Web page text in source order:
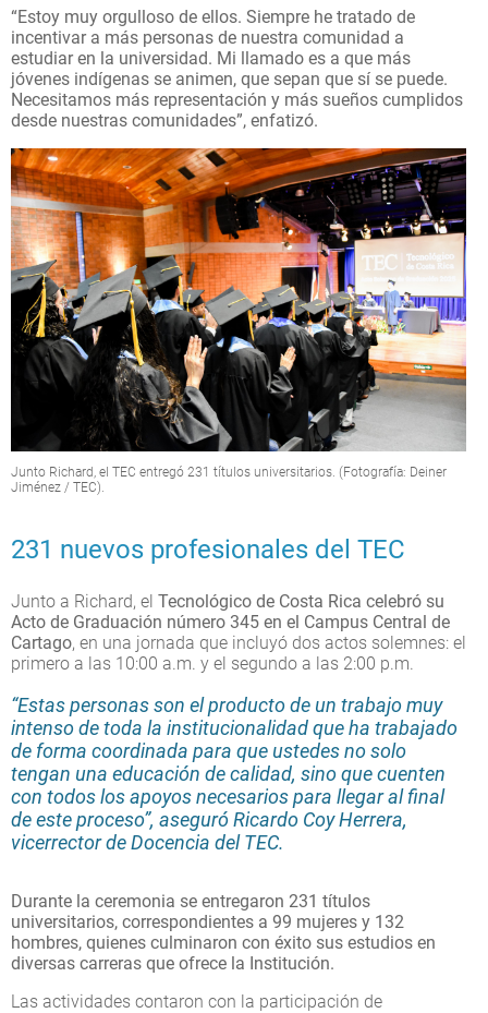
“Estoy muy orgulloso de ellos. Siempre he tratado de
incentivar a más personas de nuestra comunidad a
estudiar en la universidad. Mi llamado es a que más
jóvenes indígenas se animen, que sepan que sí se puede.
Necesitamos más representación y más sueños cumplidos
desde nuestras comunidades”, enfatizó.
Junto Richard, el TEC entregó 231 títulos universitarios. (Fotografía: Deiner
Jiménez / TEC).
231 nuevos profesionales del TEC
Junto a Richard, el Tecnológico de Costa Rica celebró su
Acto de Graduación número 345 en el Campus Central de
Cartago, en una jornada que incluyó dos actos solemnes: el
primero a las 10:00 a.m. y el segundo a las 2:00 p.m.
“Estas personas son el producto de un trabajo muy
intenso de toda la institucionalidad que ha trabajado
de forma coordinada para que ustedes no solo
tengan una educación de calidad, sino que cuenten
con todos los apoyos necesarios para llegar al final
de este proceso”, aseguró Ricardo Coy Herrera,
vicerrector de Docencia del TEC.
Durante la ceremonia se entregaron 231 títulos
universitarios, correspondientes a 99 mujeres y 132
hombres, quienes culminaron con éxito sus estudios en
diversas carreras que ofrece la Institución.
Las actividades contaron con la participación de